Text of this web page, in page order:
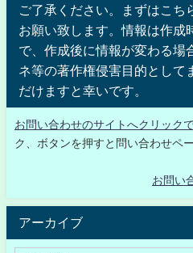
ご了承ください。まずはこち
お願い致します。情報は作成
で、作成後に情報が変わる場
ネ等の著作権侵害目的として
だけますと幸いです。
お問い合わせのサイトへクリック
ク、ボタンを押すと問い合わせペ
お問い
アーカイブ